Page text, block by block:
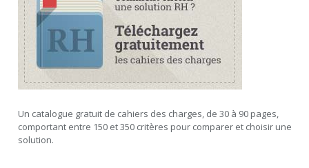
Un catalogue gratuit de cahiers des charges, de 30 à 90 pages,
comportant entre 150 et 350 critères pour comparer et choisir une
solution.